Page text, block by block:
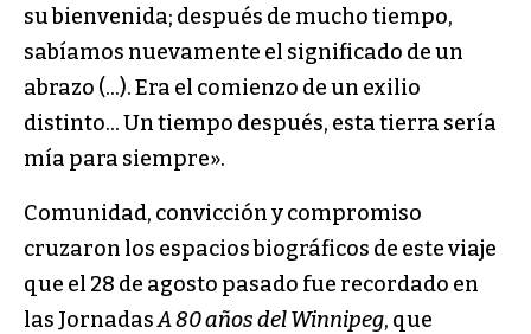
su bienvenida; después de mucho tiempo,
sabíamos nuevamente el significado de un
abrazo (…). Era el comienzo de un exilio
distinto… Un tiempo después, esta tierra sería
mía para siempre».
Comunidad, convicción y compromiso
cruzaron los espacios biográficos de este viaje
que el 28 de agosto pasado fue recordado en
las JornadasA 80 años del Winnipeg, que